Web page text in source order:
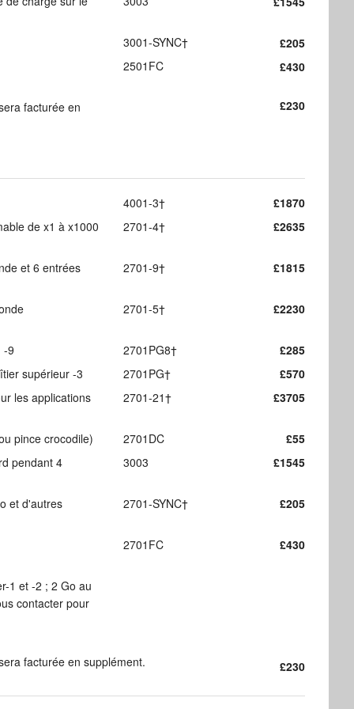
3001-SYNC†
£205
2501FC
£430
facturée en £230
4001-3†
£1870
de x1 à x1000
2701-4† £2635
et 6 entrées 2701-9† £1815
2701-5† £2230
-9 2701PG8†
£285
supérieur -3
2701PG†
£570
les applications
2701-21† £3705
pince crocodile) 2701DC
£55
pendant 4
3003 £1545
et d'autres 2701-SYNC† £205
2701FC £430
1 et -2 ; 2 Go au
contacter pour
facturée en supplément. £230